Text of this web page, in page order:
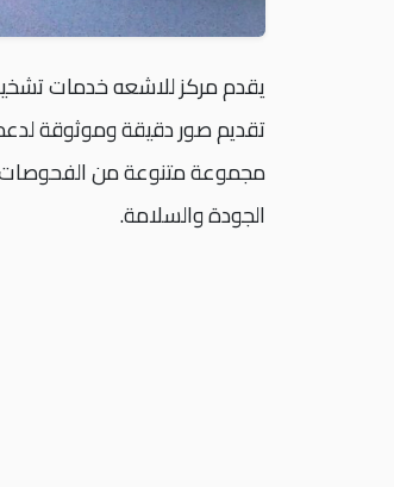
يقدم مركز للاشعه خدمات
تقديم صور دقيقة وموثوقة
مجموعة متنوعة من الفحوصات
الجودة والسلامة.